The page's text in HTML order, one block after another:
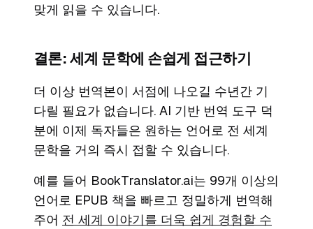
맞게 읽을 수 있습니다.
결론: 세계 문학에 손쉽게 접근하기
더 이상 번역본이 서점에 나오길 수년간 기
다릴 필요가 없습니다. AI 기반 번역 도구 덕
분에 이제 독자들은 원하는 언어로 전 세계
문학을 거의 즉시 접할 수 있습니다.
예를 들어 BookTranslator.ai는 99개 이상의
언어로 EPUB 책을 빠르고 정밀하게 번역해
주어 전 세계 이야기를 더욱 쉽게 경험할 수